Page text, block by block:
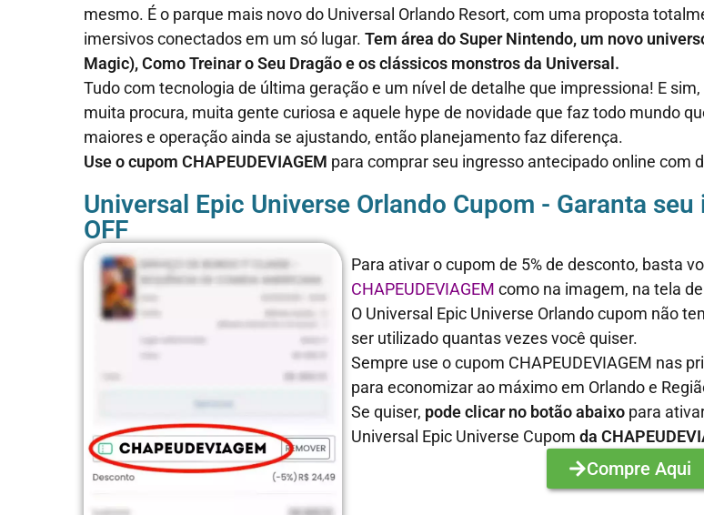
mesmo. É o parque mais novo do Universal Orlando Resort, com uma proposta
imersivos conectados em um só lugar. Tem área do Super Nintendo, um novo
Magic), Como Treinar o Seu Dragão e os clássicos monstros da Universal.
Tudo com tecnologia de última geração e um nível de detalhe que impressiona! E
muita procura, muita gente curiosa e aquele hype de novidade que faz todo mundo
maiores e operação ainda se ajustando, então planejamento faz diferença.
Use o cupom CHAPEUDEVIAGEM para comprar seu ingresso antecipado online com
Universal Epic Universe Orlando Cupom - Garanta
OFF
Para ativar o cupom de 5% de desconto, basta
CHAPEUDEVIAGEM como na imagem, na tela
O Universal Epic Universe Orlandocupom não
ser utilizado quantas vezes você quiser.
Sempre use o cupom CHAPEUDEVIAGEM nas
para economizar ao máximo em Orlandoe
Se quiser, pode clicar no botão abaixopara
Universal Epic Universe Cupom da
Compre Aqui